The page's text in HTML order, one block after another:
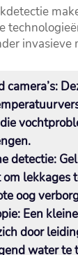
invasieve
camera’s:
detectie:
lekkages
oog
Een
door
water te